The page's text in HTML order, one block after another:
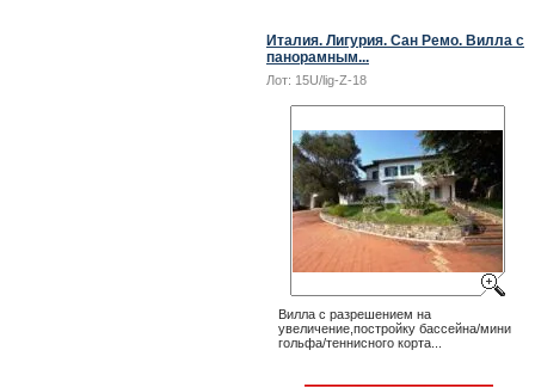
Италия. Лигурия. Сан Ремо. Вилла с
панорамным...
Лот: 15U/lig-Z-18
Вилла с разрешением на
увеличение,постройку бассейна/мини
гольфа/теннисного корта...